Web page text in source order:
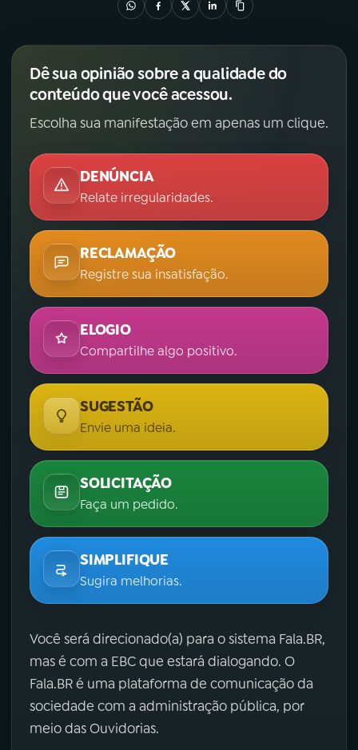
Facebook
Instagram X
TikTok
Dê sua opinião sobre a qualidade do
conteúdo que você acessou.
Escolha sua manifestação em apenas um clique.
DENÚNCIA
Relate irregularidades.
RECLAMAÇÃO
Registre sua insatisfação.
ELOGIO
Compartilhe algo positivo.
SUGESTÃO
Envie uma ideia.
SOLICITAÇÃO
Faça um pedido.
SIMPLIFIQUE
Sugira melhorias.
Você será direcionado(a) para o sistema Fala.BR,
mas é com a EBC que estará dialogando. O
Fala.BR é uma plataforma de comunicação da
sociedade com a administração pública, por
meio das Ouvidorias.